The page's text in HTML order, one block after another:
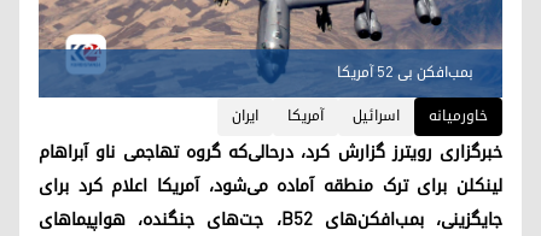
بمب‌افکن بی ٥٢ آمریکا
خاورمیانه
اسرائیل آمریکا ایران
خبرگزاری رویترز گزارش کرد، درحالی‌که گروه تهاجمی ناو آبراهام
لینکلن برای ترک منطقه‌ آماده می‌شود، آمریکا اعلام کرد برای
جایگزینی، بمب‌افکن‌های B52، جت‌های جنگنده، هواپیماهای